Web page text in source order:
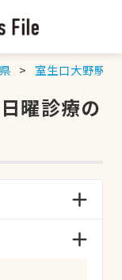
室生口大野駅
曜診療の